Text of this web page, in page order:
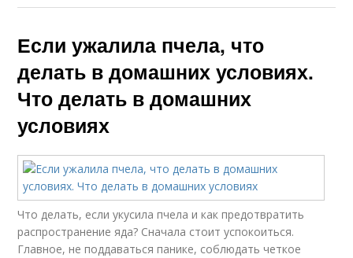
Если ужалила пчела, что
делать в домашних условиях.
Что делать в домашних
условиях
Что делать, если укусила пчела и как предотвратить
распространение яда? Сначала стоит успокоиться.
Главное, не поддаваться панике, соблюдать четкое